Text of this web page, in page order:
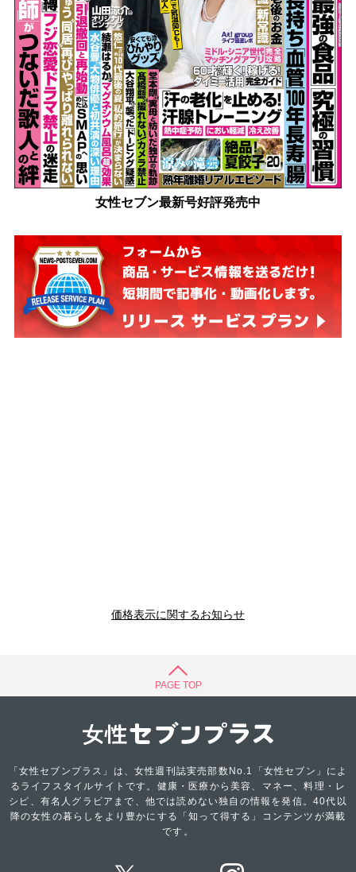
女性セブン最新号好評発売中
価格表示に関するお知らせ
PAGE TOP
「女性セブンプラス」は、女性週刊誌実売部数No.1「女性セブン」によ
るライフスタイルサイトです。健康・医療から美容、マネー、料理・レ
シピ、有名人グラビアまで、他では読めない独自の情報を発信。40代以
降の女性の暮らしをより豊かにする「知って得する」コンテンツが満載
です。